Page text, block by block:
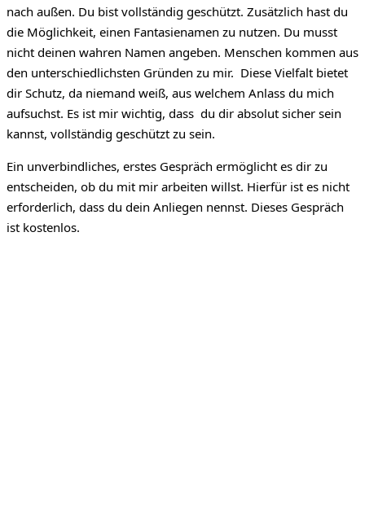
nach außen. Du bist vollständig geschützt. Zusätzlich hast du
die Möglichkeit, einen Fantasienamen zu nutzen. Du musst
nicht deinen wahren Namen angeben. Menschen kommen aus
den unterschiedlichsten Gründen zu mir. Diese Vielfalt bietet
dir Schutz, da niemand weiß, aus welchem Anlass du mich
aufsuchst. Es ist mir wichtig, dass du dir absolut sicher sein
kannst, vollständig geschützt zu sein.
Ein unverbindliches, erstes Gespräch ermöglicht es dir zu
entscheiden, ob du mit mir arbeiten willst. Hierfür ist es nicht
erforderlich, dass du dein Anliegen nennst. Dieses Gespräch
ist kostenlos.